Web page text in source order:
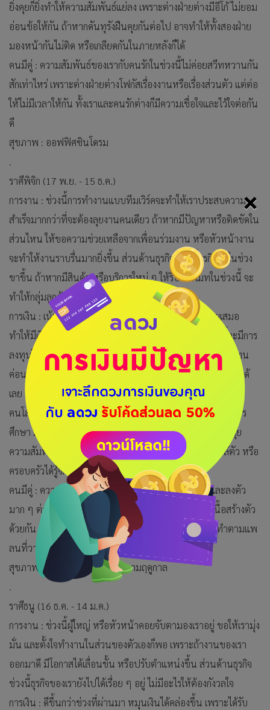
×
ยิ่งคุยก็ยิ่งทำให้ความสัมพันธ์แย่ลง เพราะต่างฝ่ายต่างมีอีโก้ ไม่ยอม
อ่อนข้อให้กัน ถ้าหากดันทุรังฝืนคุยกันต่อไป อาจทำให้ทั้งสองฝ่าย
มองหน้ากันไม่ติด หรือเกลียดกันในภายหลังก็ได้
คนมีคู่ : ความสัมพันธ์ของเรากับคนรักในช่วงนี้ไม่ค่อยสวีทหวานกัน
สักเท่าไหร่ เพราะต่างฝ่ายต่างโฟกัสเรื่องงานหรือเรื่องส่วนตัว แต่ต่อ
ให้ไม่มีเวลาให้กัน ทั้งเราและคนรักต่างก็มีความเชื่อใจและไว้ใจต่อกัน
ดี
สุขภาพ : ออฟฟิศซินโดรม
.
ราศีพิจิก (17 พ.ย. - 15 ธ.ค.)
การงาน : ช่วงนี้การทำงานแบบทีมเวิร์คจะทำให้เราประสบความ
สำเร็จมากกว่าที่จะต้องลุยงานคนเดียว ถ้าหากมีปัญหาหรือติดขัดใน
ส่วนไหน ให้ขอความช่วยเหลือจากเพื่อนร่วมงาน หรือหัวหน้างาน
จะทำให้งานราบรื่นมากยิ่งขึ้น ส่วนด้านธุรกิจ ช่วงนี้ธุรกิจอยู่ในช่วง
ขาขึ้น ถ้าหากมีสินค้า หรือบริการใหม่ ๆ ให้รีบโปรโมทในช่วงนี้ จะ
ทำให้กลุ่มลูกค้าสนใจเรามากขึ้น
การเงิน : เน้นเก็บไม่เน้นใช้ ค่อนข้างประหยัด คิดก่อนจ่ายเสมอ
ทำให้มีเงินหมุนใช้ตลอดทั้งเดือน ส่วนด้านการลงทุน ช่วงนี้จะมีการ
ลงทุนใหม่ ๆ เพิ่มเข้ามา ซึ่งข้อเสนอหรือรายละเอียดในการลงทุน
ค่อนข้างน่าสนใจ แนะนำว่าให้เลือกลงทุนในแบบที่ตัวเองสนใจได้
เลย
คนโสด : มีโอกาสเจอคนที่ถูกใจ ซึ่งมาจากที่ทำงานหรือสถานการ
ศึกษา มีแนวโน้มที่จะพัฒนาไปสู่ความสัมพันธ์ระยะยาว คนคุย
ความสัมพันธ์ชัดเจนมากขึ้น มีโอกาสพาไปเปิดตัวให้คนใกล้ตัว หรือ
ครอบครัวได้รู้จัก
คนมีคู่ : ความสัมพันธ์ของเรากับคนรักในช่วงนี้ราบรื่น และลงตัว
มาก ๆ ต่างคนต่างโฟกัสเรื่องของอนาคต เป็นช่วงสร้างเนื้อสร้างตัว
ด้วยกัน ถ้าหากมีแพลนจะทำธุรกิจร่วมกัน สามารถลงมือทำตามแพ
ลนที่วางเอาไว้ได้เลย
สุขภาพ : ภูมิแพ้อากาศ ไข้หวัดตามฤดูกาล
.
ราศีธนู (16 ธ.ค. - 14 ม.ค.)
การงาน : ช่วงนี้ผู้ใหญ่ หรือหัวหน้าคอยจับตามองเราอยู่ ขอให้เรามุ่ง
มั่น และตั้งใจทำงานในส่วนของตัวเองก็พอ เพราะถ้างานของเรา
ออกมาดี มีโอกาสได้เลื่อนขั้น หรือปรับตำแหน่งขึ้น ส่วนด้านธุรกิจ
ช่วงนี้ธุรกิจของเรายังไปได้เรื่อย ๆ อยู่ ไม่มีอะไรให้ต้องกังวลใจ
การเงิน : ดีขึ้นกว่าช่วงที่ผ่านมา หมุนเงินได้คล่องขึ้น เพราะได้รับ